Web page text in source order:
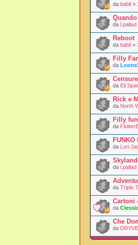
da babil »
da l.pallad
Reboot
da babil »
Filly
da
da Eli
Rick e
da North
Filly
da
FUNKO
da Lori
da l.pallad
da Triple T
Cartoni
da
Che
da